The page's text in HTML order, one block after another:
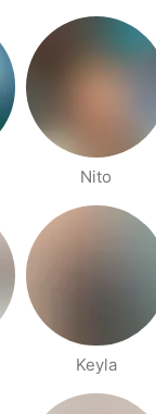
Nito
Keyla